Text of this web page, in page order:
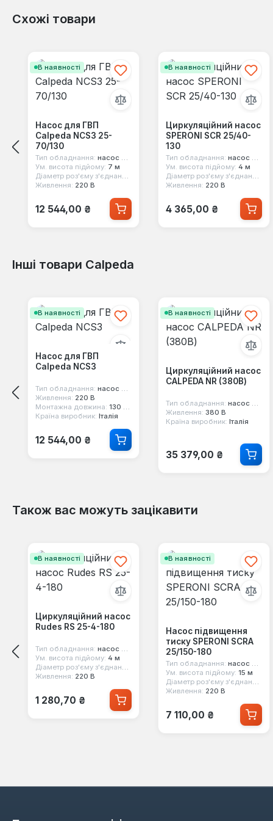
Схожі товари
В наявності
Насос для ГВП
Calpeda NCS3 25-
70/130
Тип обладнання: насос циркуляційний
Ум. висота підйому: 7 м
Діаметр роз'єму з'єднання:
Живлення: 220 В
Звичайна ціна:
12 544,00 ₴
В наявності
Циркуляційний насос
SPERONI SCR 25/40-
130
Тип обладнання: насос циркуляційний
Ум. висота підйому: 4 м
Діаметр роз'єму з'єднання:
Живлення: 220 В
Звичайна ціна:
4 365,00 ₴
Інші товари Calpeda
В наявності
Насос для ГВП
Calpeda NCS3
Тип обладнання: насос циркуляційний
Живлення: 220 В
Монтажна довжина: 130 мм
Країна виробник: Італія
Звичайна ціна:
12 544,00 ₴
В наявності
Циркуляційний насос
CALPEDA NR (380В)
Тип обладнання: насос циркуляційний
Живлення: 380 В
Країна виробник: Італія
Звичайна ціна:
35 379,00 ₴
Також вас можуть зацікавити
В наявності
Циркуляційний насос
Rudes RS 25-4-180
Тип обладнання: насос циркуляційний
Ум. висота підйому: 4 м
Діаметр роз'єму з'єднання:
Живлення: 220 В
Звичайна ціна:
1 280,70 ₴
В наявності
Насос підвищення
тиску SPERONI SCRA
25/150-180
Тип обладнання: насос для підвищення тиску
Ум. висота підйому: 15 м
Діаметр роз'єму з'єднання:
Живлення: 220 В
Звичайна ціна:
7 110,00 ₴